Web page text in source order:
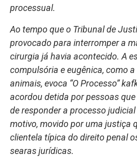
processual.
Ao tempo que o Tribunal de
provocado para interromper a
cirurgia já havia acontecido. A
compulsória e eugênica, como
animais, evoca “O Processo”
acordou detida por pessoas
de responder a processo
motivo, movido por uma justiça
clientela típica do direito penal
searas jurídicas.